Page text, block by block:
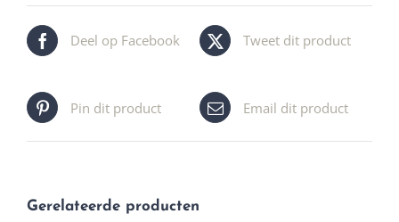
Deel op Facebook Tweet dit product
Pin dit product Email dit product
Gerelateerde producten